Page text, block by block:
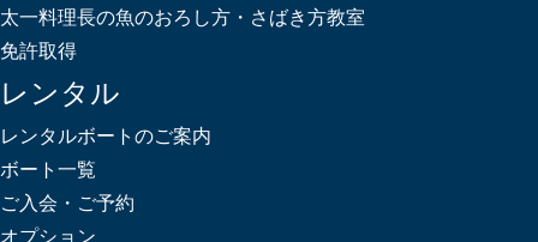
太一料理長の魚のおろし方・さばき方教室
免許取得
レンタル
レンタルボートのご案内
ボート一覧
ご入会・ご予約
オプション